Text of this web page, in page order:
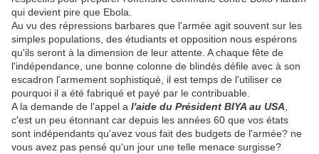
qui devient pire que Ebola.
Au vu des répressions barbares que l'armée agit souvent sur les
simples populations, des étudiants et opposition nous espérons
qu'ils seront à la dimension de leur attente. A chaque fête de
l'indépendance, une bonne colonne de blindés défile avec à son
escadron l'armement sophistiqué, il est temps de l'utiliser ce
pourquoi il a été fabriqué et payé par le contribuable.
A la demande de l'appel a l'aide du Président BIYA au USA
c'est un peu étonnant car depuis les années 60 que vos états
sont indépendants qu'avez vous fait des budgets de l'armée? ne
vous avez pas pensé qu'un jour une telle menace surgisse?